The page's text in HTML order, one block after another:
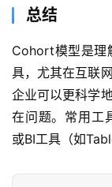
​总结​
Cohort模型是理
具，尤其在互联
企业可以更科学
在问题。常用工
或BI工具（如